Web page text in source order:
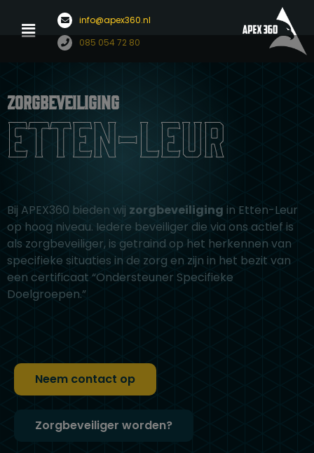
inhoud
info@apex360.nl
085 054 72 80
Menu
zorgbeveiliging
Etten-Leur
Bij APEX360 bieden wij zorgbeveiliging in Etten-Leur
op hoog niveau. Iedere beveiliger die via ons actief is
als zorgbeveiliger, is getraind op het herkennen van
specifieke situaties in de zorg en zijn in het bezit van
een certificaat “Ondersteuner Specifieke
Doelgroepen.”
Neem contact op
Zorgbeveiliger worden?